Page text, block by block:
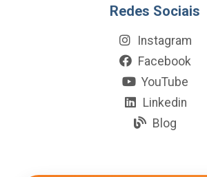
Redes Sociais
Instagram
Facebook
YouTube
Linkedin
Blog